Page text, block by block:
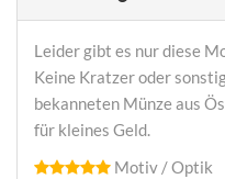
Leider gibt es nur diese
Keine Kratzer oder
bekanneten Münze aus
für kleines Geld.
Motiv / Optik